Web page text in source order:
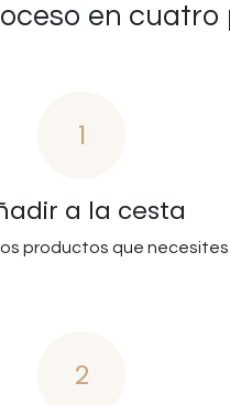
en cuatro
1
a la cesta
productos que necesites.
2